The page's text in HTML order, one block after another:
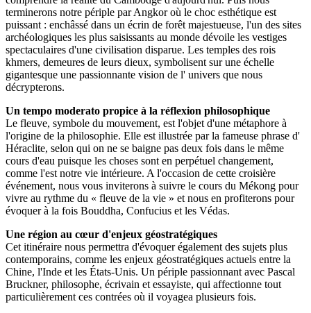
terminerons notre périple par Angkor où le choc esthétique est
puissant : enchâssé dans un écrin de forêt majestueuse, l'un des sites
archéologiques les plus saisissants au monde dévoile les vestiges
spectaculaires d'une civilisation disparue. Les temples des rois
khmers, demeures de leurs dieux, symbolisent sur une échelle
gigantesque une passionnante vision de l' univers que nous
décrypterons.
Un tempo moderato propice à la réflexion philosophique
Le fleuve, symbole du mouvement, est l'objet d'une métaphore à
l'origine de la philosophie. Elle est illustrée par la fameuse phrase d'
Héraclite, selon qui on ne se baigne pas deux fois dans le même
cours d'eau puisque les choses sont en perpétuel changement,
comme l'est notre vie intérieure. A l'occasion de cette croisière
événement, nous vous inviterons à suivre le cours du Mékong pour
vivre au rythme du « fleuve de la vie » et nous en profiterons pour
évoquer à la fois Bouddha, Confucius et les Védas.
Une région au cœur d'enjeux géostratégiques
Cet itinéraire nous permettra d'évoquer également des sujets plus
contemporains, comme les enjeux géostratégiques actuels entre la
Chine, l'Inde et les États-Unis. Un périple passionnant avec Pascal
Bruckner, philosophe, écrivain et essayiste, qui affectionne tout
particulièrement ces contrées où il voyagea plusieurs fois.